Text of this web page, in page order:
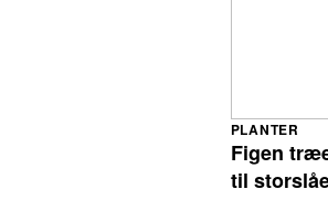
Figen
til
PLANTER